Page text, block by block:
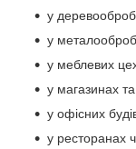
у
у
у меблевих
у магазинах
у офісних
у ресторанах